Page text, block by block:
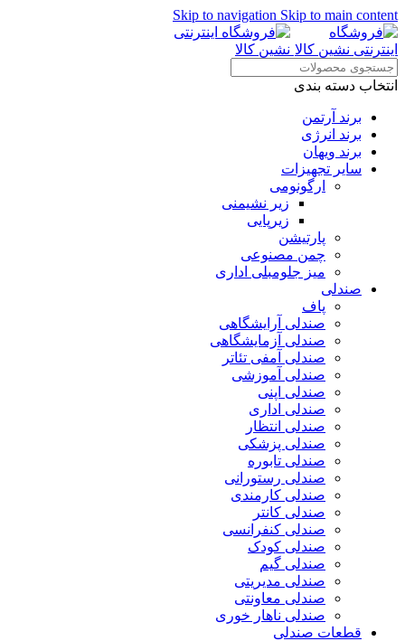
Skip to navigation Skip to main content
انتخاب دسته بندی
برند آرتمن
برند انرژی
برند ویهان
سایر تجهیزات
ارگونومی
زیر نشیمنی
زیرپایی
پارتیشن
چمن مصنوعی
میز جلومبلی اداری
صندلی
پاف
صندلی آرایشگاهی
صندلی آزمایشگاهی
صندلی آمفی تئاتر
صندلی آموزشی
صندلی اپنی
صندلی اداری
صندلی انتظار
صندلی پزشکی
صندلی تابوره
صندلی رستورانی
صندلی کارمندی
صندلی کانتر
صندلی کنفرانسی
صندلی کودک
صندلی گیم
صندلی مدیریتی
صندلی معاونتی
صندلی ناهار خوری
قطعات صندلی